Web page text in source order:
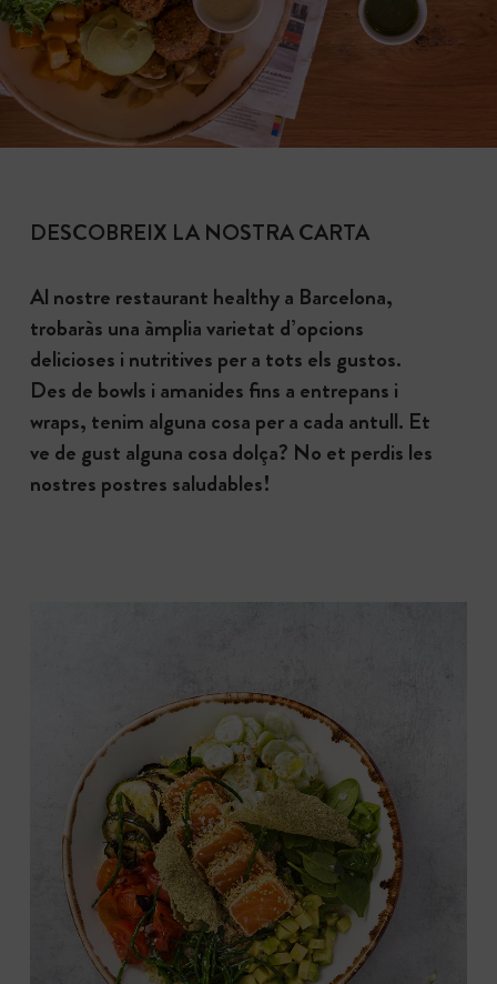
DESCOBREIX LA NOSTRA CARTA
Al nostre restaurant healthy a Barcelona,
trobaràs una àmplia varietat d’opcions
delicioses i nutritives per a tots els gustos.
Des de bowls i amanides fins a entrepans i
wraps, tenim alguna cosa per a cada antull. Et
ve de gust alguna cosa dolça? No et perdis les
nostres postres saludables!